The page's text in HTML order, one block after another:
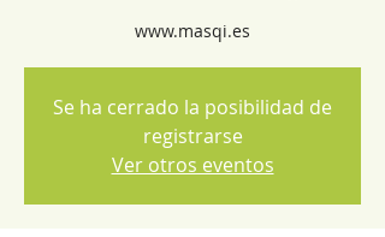
www.masqi.es
Se ha cerrado la posibilidad de
registrarse
Ver otros eventos